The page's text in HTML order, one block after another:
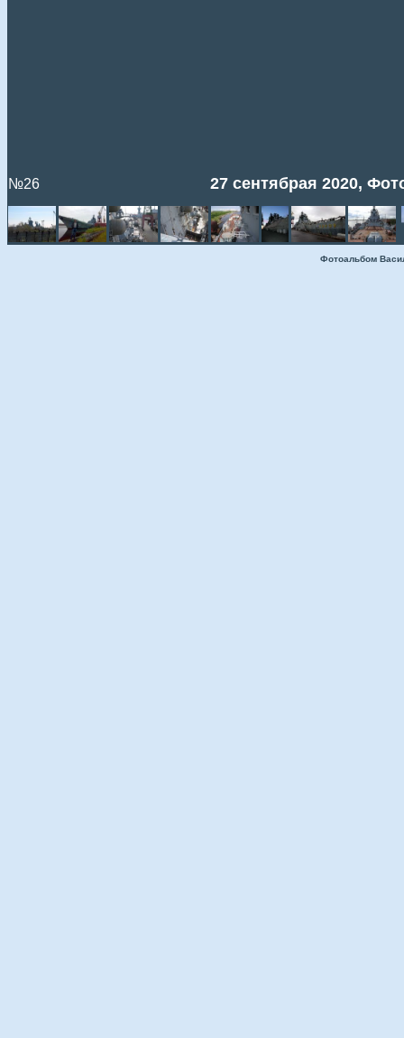
№26 27 сентябрая 2020,
Фотоальбом